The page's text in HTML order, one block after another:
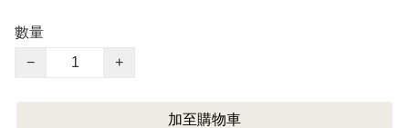
數量
−
+
加至購物車